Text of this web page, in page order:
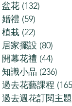
盆花 (132)
婚禮 (59)
植栽 (22)
居家擺設 (80)
開幕花禮 (44)
知識小品 (236)
過去花藝課程
過去週花訂閱主題